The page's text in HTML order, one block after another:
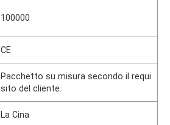
100000
CE
Pacchetto su misura secondo il requi
sito del cliente.
La Cina